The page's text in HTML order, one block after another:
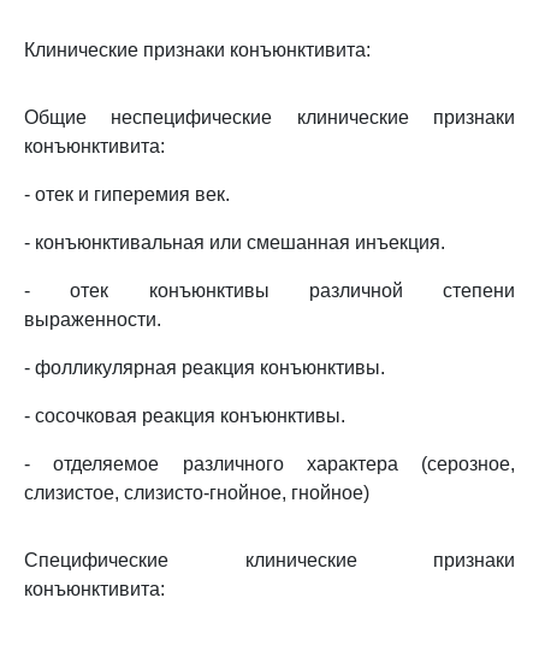
Клинические признаки конъюнктивита:
Общие неспецифические клинические признаки
конъюнктивита:
- отек и гиперемия век.
- конъюнктивальная или смешанная инъекция.
- отек конъюнктивы различной степени
выраженности.
- фолликулярная реакция конъюнктивы.
- сосочковая реакция конъюнктивы.
- отделяемое различного характера (серозное,
слизистое, слизисто-гнойное, гнойное)
Специфические клинические признаки
конъюнктивита: